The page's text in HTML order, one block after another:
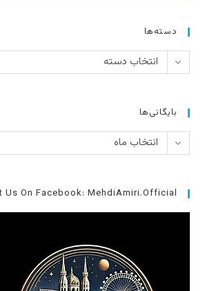
دسته‌ها
دسته‌ها انتخاب دسته
بایگانی‌ها
بایگانی‌هاانتخاب ماه
Us On Facebook: MehdiAmiri.Official